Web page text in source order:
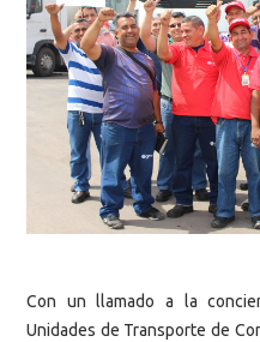
Con un llamado a la
Unidades de Transporte de